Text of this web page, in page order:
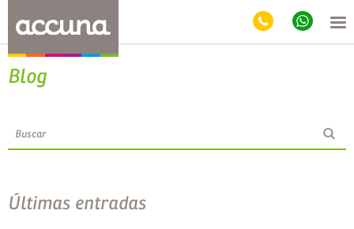
Blog
Últimas entradas